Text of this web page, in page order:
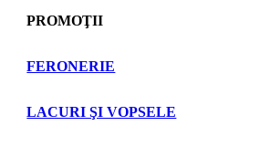
PROMOŢII
FERONERIE
LACURI ŞI VOPSELE